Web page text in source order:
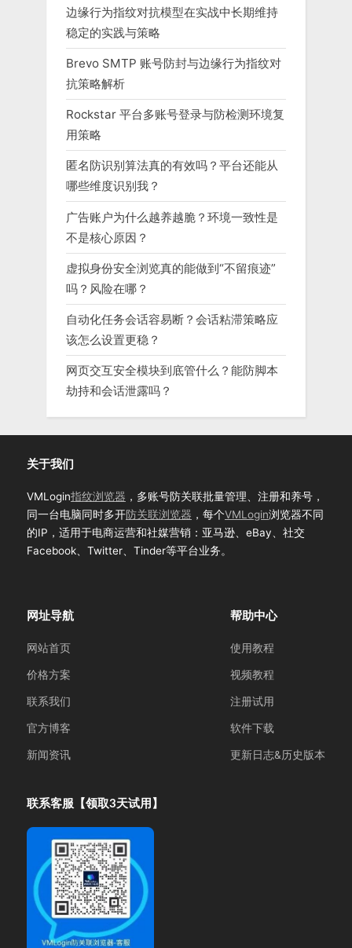
边缘行为指纹对抗模型在实战中长期维持
稳定的实践与策略
Brevo SMTP 账号防封与边缘行为指纹对
抗策略解析
Rockstar 平台多账号登录与防检测环境复
用策略
匿名防识别算法真的有效吗？平台还能从
哪些维度识别我？
广告账户为什么越养越脆？环境一致性是
不是核心原因？
虚拟身份安全浏览真的能做到“不留痕迹”
吗？风险在哪？
自动化任务会话容易断？会话粘滞策略应
该怎么设置更稳？
网页交互安全模块到底管什么？能防脚本
劫持和会话泄露吗？
关于我们
VMLogin指纹浏览器 ，多账号防关联批量管理、注册和养号，
同一台电脑同时多开防关联浏览器 ，每个VMLogin浏览器不同
的IP，适用于电商运营和社媒营销：亚马逊、eBay、社交
Facebook、Twitter、Tinder等平台业务。
网址导航
网站首页
价格方案
联系我们
官方博客
新闻资讯
帮助中心
使用教程
视频教程
注册试用
软件下载
更新日志&历史版本
联系客服【领取3天试用】